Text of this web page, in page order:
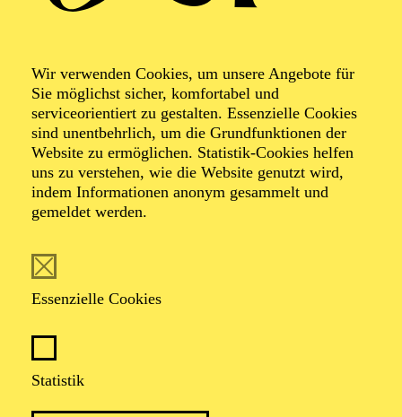
Wir verwenden Cookies, um unsere Angebote für
Sie möglichst sicher, komfortabel und
serviceorientiert zu gestalten. Essenzielle Cookies
sind unentbehrlich, um die Grundfunktionen der
Website zu ermöglichen. Statistik-Cookies helfen
uns zu verstehen, wie die Website genutzt wird,
indem Informationen anonym gesammelt und
gemeldet werden.
Essenzielle Cookies
Statistik
German Brass
Festliches
Weihnachtskonzert
Christmas Around The World